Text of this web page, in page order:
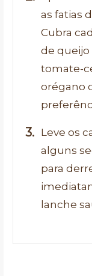
as fatias
Cubra
de queijo
tomate-
orégano
Leve os
alguns
para
lanche